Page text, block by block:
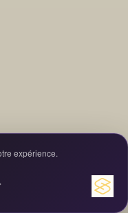
expérience.